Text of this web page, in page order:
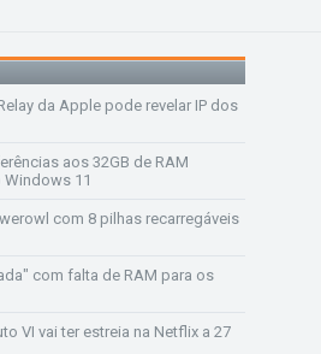
da Apple pode revelar IP dos
aos 32GB de RAM
11
com 8 pilhas recarregáveis
com falta de RAM para os
VI vai ter estreia na Netflix a 27